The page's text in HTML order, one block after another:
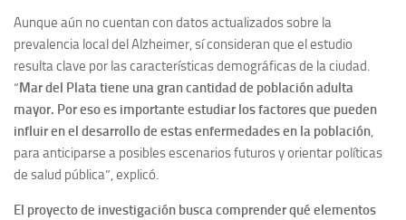
Aunque aún no cuentan con datos actualizados sobre la
prevalencia local del Alzheimer, sí consideran que el estudio
resulta clave por las características demográficas de la ciudad.
“ Mar del Plata tiene una gran cantidad de población adulta
mayor. Por eso es importante estudiar los factores que pueden
influir en el desarrollo de estas enfermedades en la población,
para anticiparse a posibles escenarios futuros y orientar políticas
de salud pública”, explicó.
El proyecto de investigación busca comprender qué elementos